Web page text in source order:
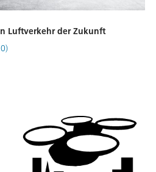
Luftverkehr der Zukunft